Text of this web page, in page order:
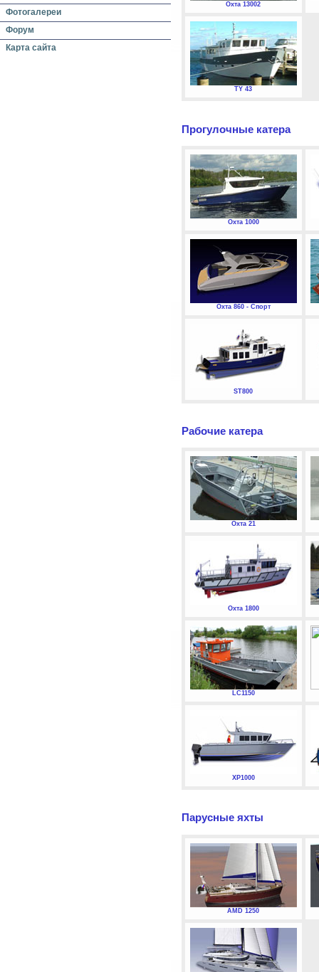
Фотогалереи
Форум
Карта сайта
Охта 13002
TY 43
Прогулочные катера
Охта 1000
Охта 860 - Спорт
ST800
Рабочие катера
Охта 21
Охта 1800
LC1150
XP1000
Парусные яхты
AMD 1250